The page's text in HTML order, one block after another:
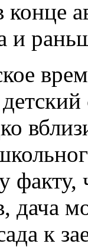
конце
и
факту,
дача
к